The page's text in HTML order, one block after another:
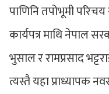
पाणिनि तपोभूमी
कार्यपत्र माथि नेपाल
भुसाल र रामप्रसाद
त्यस्तै यहा प्राध्यापक